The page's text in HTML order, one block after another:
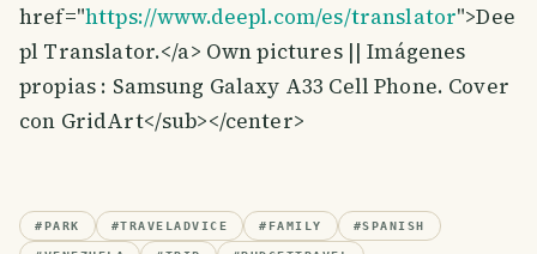
href="https://www.deepl.com/es/translator">Dee
pl Translator.</a> Own pictures || Imágenes
propias : Samsung Galaxy A33 Cell Phone. Cover
con GridArt</sub></center>
#PARK #TRAVELADVICE # FAMILY #SPANISH